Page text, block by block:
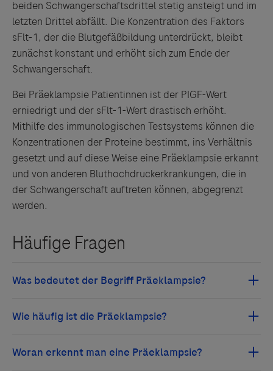
beiden Schwangerschaftsdrittel stetig ansteigt und im
letzten Drittel abfällt. Die Konzentration des Faktors
sFlt-1, der die Blutgefäßbildung unterdrückt, bleibt
zunächst konstant und erhöht sich zum Ende der
Schwangerschaft.
Bei Präeklampsie Patientinnen ist der PIGF-Wert
erniedrigt und der sFlt-1-Wert drastisch erhöht.
Mithilfe des immunologischen Testsystems können die
Konzentrationen der Proteine bestimmt, ins Verhältnis
gesetzt und auf diese Weise eine Präeklampsie erkannt
und von anderen Bluthochdruckerkrankungen, die in
der Schwangerschaft auftreten können, abgegrenzt
werden.
Im Wortsinn bedeutet der medizinische Begriff
Krampf).4Die Begriffe Gestose, Schwangerschafts-
Weltweit sind etwa 2-8 % aller Schwangeren
Links zu Websites Dritter werden im Sinne des
Servicegedankens angeboten. Der Herausgeber äußert
lehnt ausdrücklich jegliche Verantwortung für